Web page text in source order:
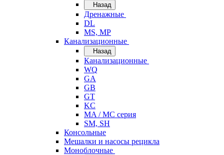
Назад
Дренажные
DL
MS, MP
Канализационные
Назад
Канализационные
WQ
GA
GB
GT
KC
MA / MC серия
SM, SH
Консольные
Мешалки и насосы рецикла
Моноблочные